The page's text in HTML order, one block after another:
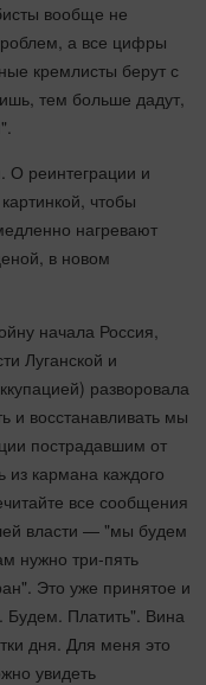
вообще не
а все цифры
кремлисты берут с
тем больше дадут,
О реинтеграции и
чтобы
нагревают
в новом
начала Россия,
Луганской и
разворовала
и восстанавливать мы
пострадавшим от
из кармана каждого
все сообщения
власти — "мы будем
нужно три-пять
Это уже принятое и
Платить". Вина
дня. Для меня это
увидеть